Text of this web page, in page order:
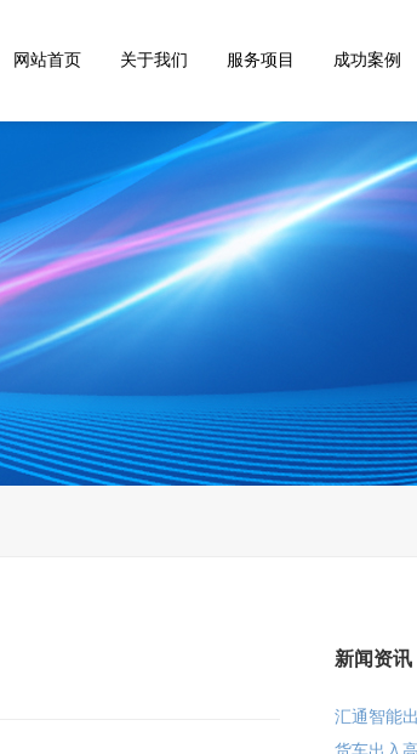
网站首页 关于我们 服务项目 成功案例
新闻资讯